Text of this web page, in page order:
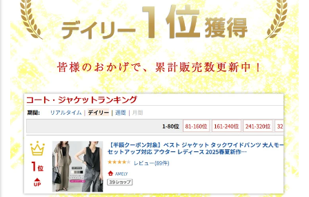
ブラックジャケット
在庫切れ
—
グレージャケット
在庫切れ
—
ブラウンジャケット
在庫切れ
—
エクリュジャケット